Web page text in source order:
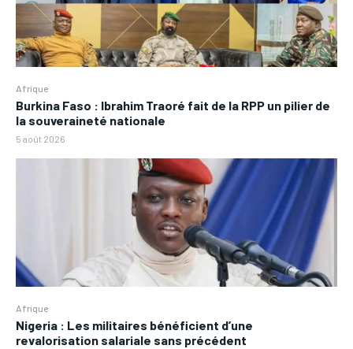
Afrique
Burkina Faso : Ibrahim Traoré fait de la RPP un pilier de
la souveraineté nationale
5 août 2026
Afrique
Nigeria : Les militaires bénéficient d’une
revalorisation salariale sans précédent